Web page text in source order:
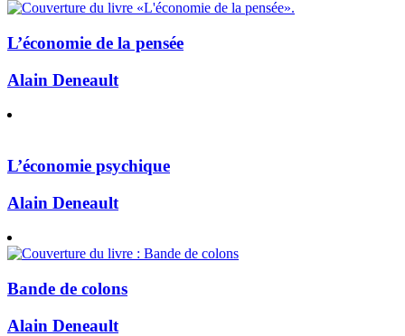
L’économie de la pensée
Alain Deneault
L’économie psychique
Alain Deneault
Bande de colons
Alain Deneault